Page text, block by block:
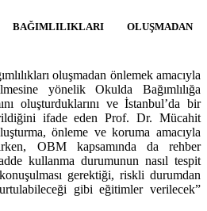
OLUŞMADAN
oluşmadan önlemek amacıyla
yönelik Okulda Bağımlılığa
oluşturduklarını ve İstanbul’da bir
ifade eden Prof. Dr. Mücahit
önleme ve koruma amacıyla
OBM kapsamında da rehber
kullanma durumunun nasıl tespit
gerektiği, riskli durumdan
gibi eğitimler verilecek”